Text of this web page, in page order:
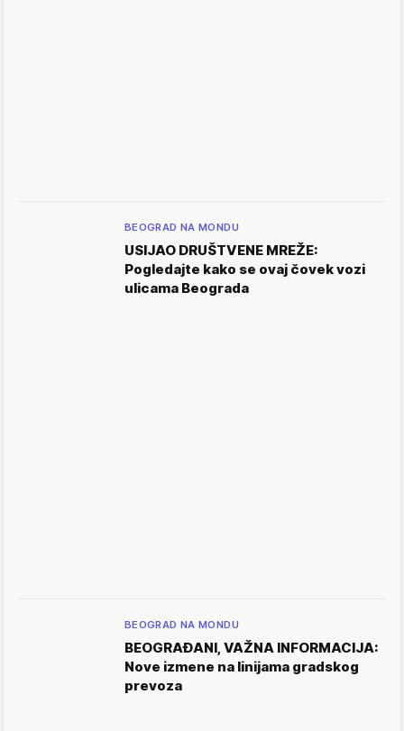
BEOGRAD NA MONDU
USIJAO DRUŠTVENE MREŽE:
Pogledajte kako se ovaj čovek vozi
ulicama Beograda
BEOGRAD NA MONDU
BEOGRAĐANI, VAŽNA INFORMACIJA:
Nove izmene na linijama gradskog
prevoza